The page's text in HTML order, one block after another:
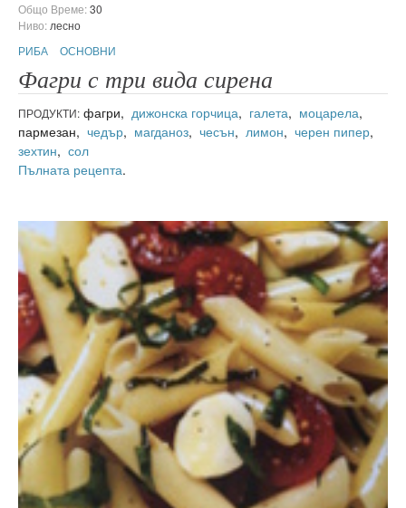
Общо Време:30
Ниво: лесно
РИБА
ОСНОВНИ
Фагри с три вида сирена
ПРОДУКТИ: фагри, дижонска горчица, галета, моцарела,
пармезан, чедър, магданоз, чесън, лимон, черен пипер,
зехтин, сол
Пълната рецепта.